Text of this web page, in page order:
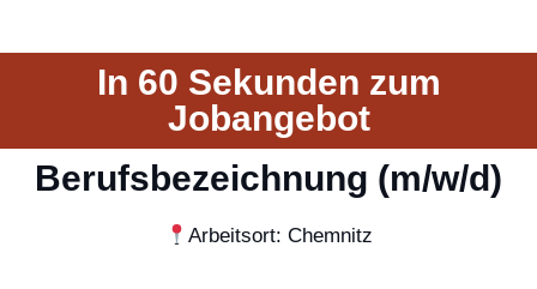
In 60 Sekunden zum
Jobangebot
Berufsbezeichnung (m/w/d)
Arbeitsort: Chemnitz